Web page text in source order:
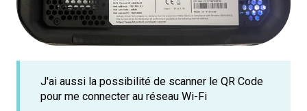
J'ai aussi la possibilité de scanner le QR Code
pour me connecter au réseau Wi-Fi